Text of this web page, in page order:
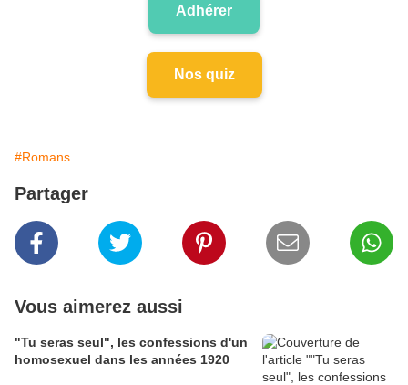
Adhérer
Nos quiz
#Romans
Partager
Vous aimerez aussi
"Tu seras seul", les confessions d'un
homosexuel dans les années 1920